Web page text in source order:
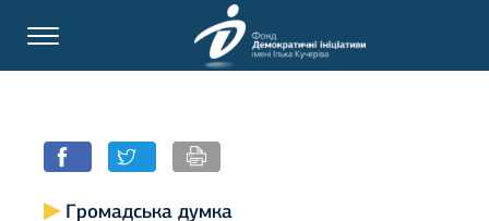
Громадська думка